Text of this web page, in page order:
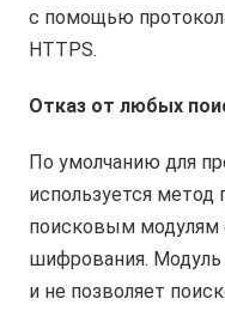
с помощью
HTTPS.
Отказ от любых
По умолчанию для
используется метод
поисковым модулям
шифрования. Модуль
и не позволяет